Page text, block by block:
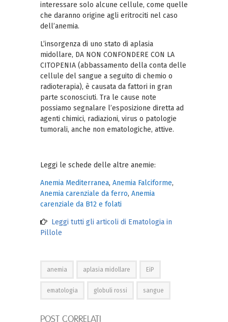
interessare solo alcune cellule, come quelle
che daranno origine agli eritrociti nel caso
dell’anemia.
L’insorgenza di uno stato di aplasia
midollare, DA NON CONFONDERE CON LA
CITOPENIA (abbassamento della conta delle
cellule del sangue a seguito di chemio o
radioterapia), è causata da fattori in gran
parte sconosciuti. Tra le cause note
possiamo segnalare l’esposizione diretta ad
agenti chimici, radiazioni, virus o patologie
tumorali, anche non ematologiche, attive.
Leggi le schede delle altre anemie:
Anemia Mediterranea, Anemia Falciforme,
Anemia carenziale da ferro, Anemia
carenziale da B12 e folati
Leggi tutti gli articoli di Ematologia in
Pillole
anemia aplasia midollare EiP
ematologia globuli rossi sangue
POST CORRELATI